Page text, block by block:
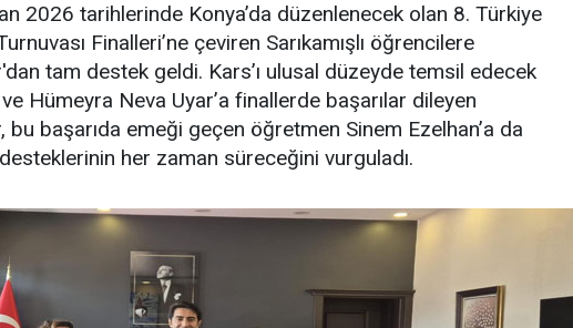
2026 tarihlerinde Konya’da düzenlenecek olan 8. Türkiye
Finalleri’ne çeviren Sarıkamışlı öğrencilere
tam destek geldi. Kars’ı ulusal düzeyde temsil edecek
Hümeyra Neva Uyar’a finallerde başarılar dileyen
başarıda emeği geçen öğretmen Sinem Ezelhan’a da
her zaman süreceğini vurguladı.